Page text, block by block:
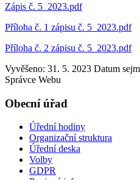
Zápis č. 5_2023.pdf
Příloha č. 1 zápisu č. 5_2023.pdf
Příloha č. 2 zápisu č. 5_2023.pdf
Vyvěšeno: 31. 5. 2023 Datum
Správce Webu
Obecní úřad
Úřední hodiny
Organizační struktura
Úřední deska
Volby
GDPR